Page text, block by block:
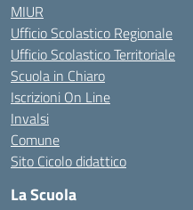
MIUR
Ufficio Scolastico Regionale
Ufficio Scolastico Territoriale
Scuola in Chiaro
Iscrizioni On Line
Invalsi
Comune
Sito Cicolo didattico
La Scuola